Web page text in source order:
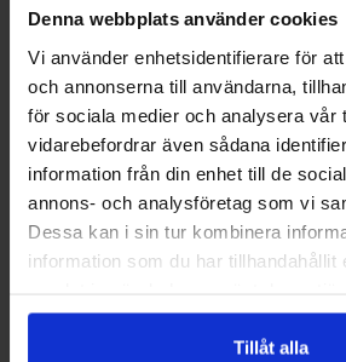
Denna webbplats använder cookies
Vi använder enhetsidentifierare för
och annonserna till användarna,
för sociala medier och analysera vår
vidarebefordrar även sådana
information från din enhet till de
annons- och analysföretag som vi
Dessa kan i sin tur kombinera
information som du har tillhandahållit
Tillåt alla
kan hjälpa till med frågor kring
vilka delar som vanligtvis krävs vid
Kontakta oss
Om du behöver mer information eller
identifiera reservdelar för CTC
kontakt. Kontakta PBS Svensk
rådgivning och hjälp att välja rätt